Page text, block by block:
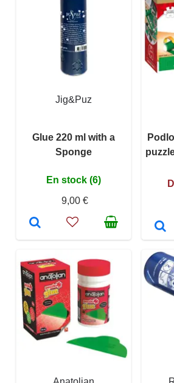
Jig&Puz
Glue 220 ml with a
Sponge
En stock (6)
9,00 €